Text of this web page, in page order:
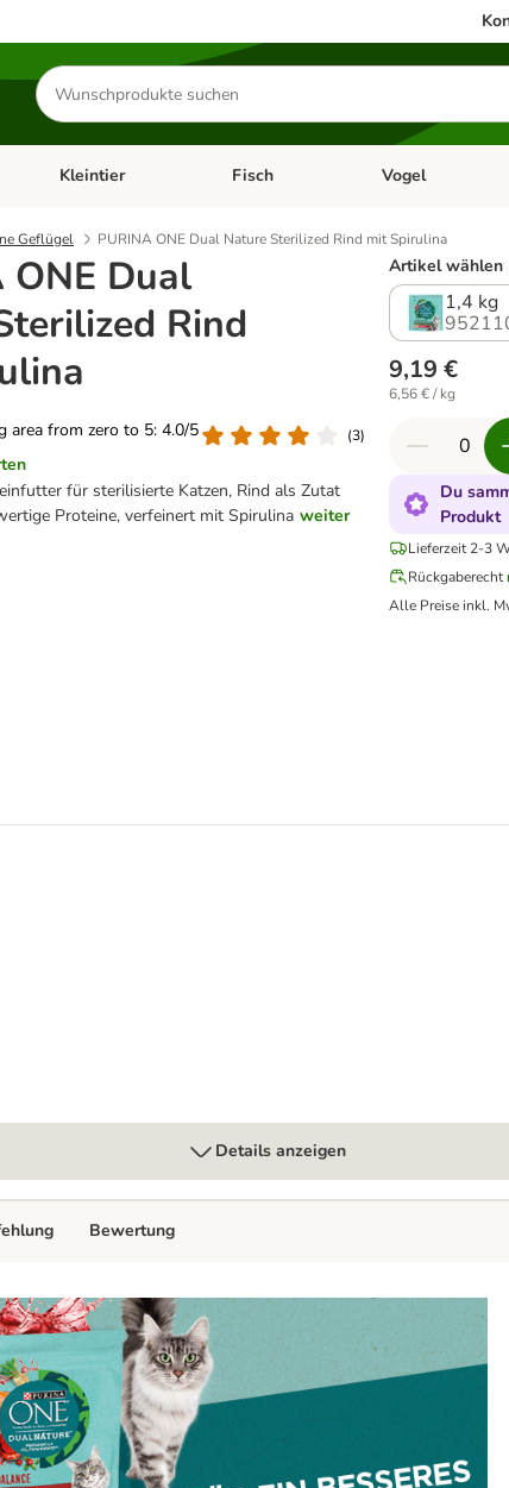
Produkte
suchen
& Zubehör
Kategorie-Menü öffnen: Hundefutter & Zubehör
Kleintier Kategorie-Menü öffnen: Kleintier
Fisch Kategorie-Menü
Vogel
Geflügel PURINA ONE Dual Nature Sterilized Rind mit Spirulina
ONE Dual
Rind
area from zero to 5: 4.0/5
(3)
für sterilisierte Katzen, Rind als Zutat
Proteine, verfeinert mit Spirulina weiter
Artikel wählen
1,4 kg
9,19 €
6,56 € / kg
Du
Produkt
Lieferzeit 2-3
Rückgaberecht
Alle Preise inkl.
g
Details anzeigen
Bewertung